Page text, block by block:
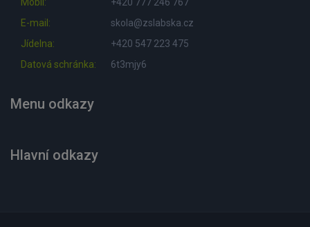
Mobil:
+420 777 246 767
E-mail:
skola@zslabska.cz
Jídelna:
+420 547 223 475
Datová schránka:
6t3mjy6
Menu odkazy
Hlavní odkazy